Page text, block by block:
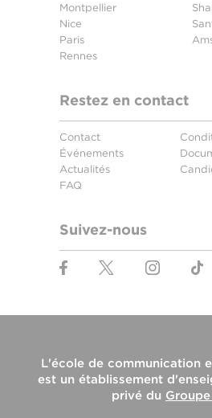
Montpellier
Nice
Paris
Rennes
Restez en contact
Contact
Événements
Actualités
FAQ
Suivez-nous
L'école de communication
est un établissement
privé du